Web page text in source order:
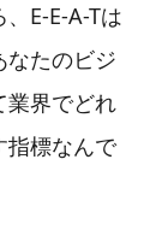
E-E-A-Tは
なたのビジ
業界でどれ
指標なんで